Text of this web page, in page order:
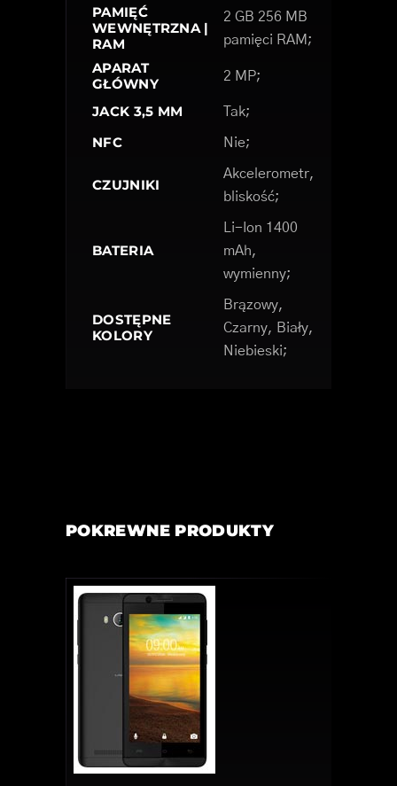
PAMIĘĆ
WEWNĘTRZNA |
RAM
2 GB 256 MB
pamięci RAM;
APARAT
GŁÓWNY
2 MP;
JACK 3,5 MM Tak;
NFC Nie;
CZUJNIKI
Akcelerometr,
bliskość;
BATERIA
Li-Ion 1400
mAh,
wymienny;
DOSTĘPNE
KOLORY
Brązowy,
Czarny, Biały,
Niebieski;
POKREWNE PRODUKTY